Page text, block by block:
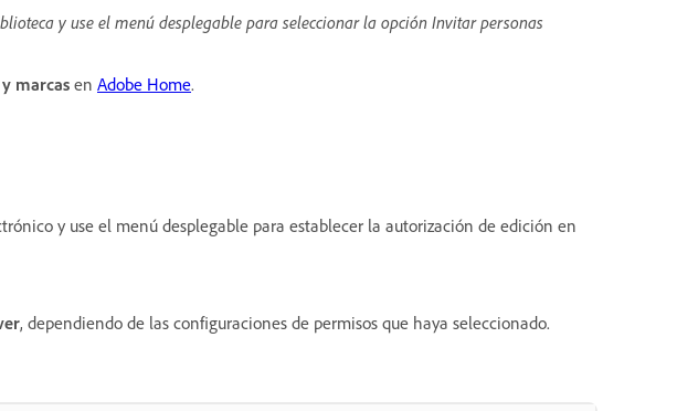
y use el menú desplegable para seleccionar la opción Invitar personas
marcas en Adobe Home.
y use el menú desplegable para establecer la autorización de edición en
, dependiendo de las configuraciones de permisos que haya seleccionado.